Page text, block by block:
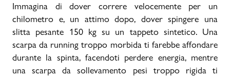
Immagina di dover correre velocemente per un
chilometro e, un attimo dopo, dover spingere una
slitta pesante 150 kg su un tappeto sintetico. Una
scarpa da running troppo morbida ti farebbe affondare
durante la spinta, facendoti perdere energia, mentre
una scarpa da sollevamento pesi troppo rigida ti